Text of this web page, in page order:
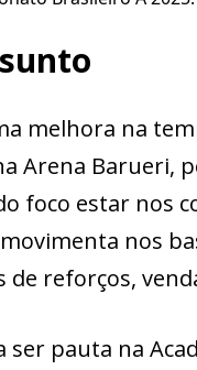
melhora na
Arena Barueri,
foco estar nos
nos
reforços,
pauta na